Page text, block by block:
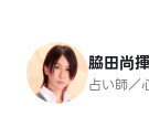
おすすめの占い師
よくある質問
脇田尚揮
占い師／